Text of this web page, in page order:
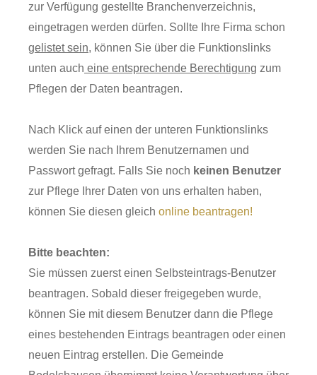
zur Verfügung gestellte Branchenverzeichnis,
eingetragen werden dürfen. Sollte Ihre Firma schon
gelistet sein, können Sie über die Funktionslinks
unten auch eine entsprechende Berechtigung zum
Pflegen der Daten beantragen.
Nach Klick auf einen der unteren Funktionslinks
werden Sie nach Ihrem Benutzernamen und
Passwort gefragt. Falls Sie noch keinen Benutzer
zur Pflege Ihrer Daten von uns erhalten haben,
können Sie diesen gleich online beantragen!
Bitte beachten:
Sie müssen zuerst einen Selbsteintrags-Benutzer
beantragen. Sobald dieser freigegeben wurde,
können Sie mit diesem Benutzer dann die Pflege
eines bestehenden Eintrags beantragen oder einen
neuen Eintrag erstellen. Die Gemeinde